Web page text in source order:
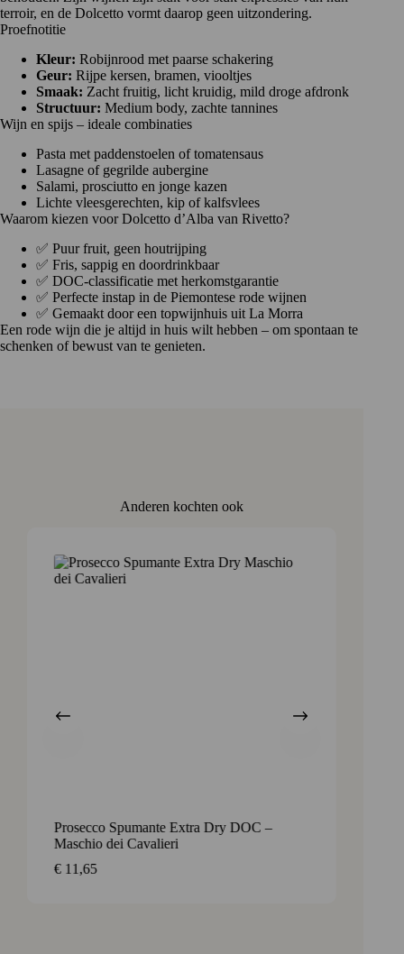
terroir, en de Dolcetto vormt daarop geen uitzondering.
Proefnotitie
Kleur: Robijnrood met paarse schakering
Geur: Rijpe kersen, bramen, viooltjes
Smaak: Zacht fruitig, licht kruidig, mild droge afdronk
Structuur: Medium body, zachte tannines
Wijn en spijs – ideale combinaties
Pasta met paddenstoelen of tomatensaus
Lasagne of gegrilde aubergine
Salami, prosciutto en jonge kazen
Lichte vleesgerechten, kip of kalfsvlees
Waarom kiezen voor Dolcetto d’Alba van Rivetto?
✅ Puur fruit, geen houtrijping
✅ Fris, sappig en doordrinkbaar
✅ DOC-classificatie met herkomstgarantie
✅ Perfecte instap in de Piemontese rode wijnen
✅ Gemaakt door een topwijnhuis uit La Morra
Een rode wijn die je altijd in huis wilt hebben – om spontaan te
schenken of bewust van te genieten.
Anderen kochten ook
Prosecco Spumante Extra Dry DOC –
Maschio dei Cavalieri
€ 11,65